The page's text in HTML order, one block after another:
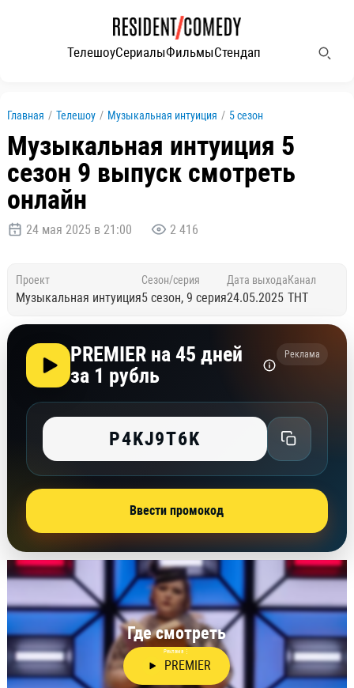
ТелешоуСериалыФильмыСтендап
Главная / Телешоу / Музыкальная интуиция / 5 сезон
Музыкальная интуиция 5
сезон 9 выпуск смотреть
онлайн
24 мая 2025 в 21:00 2 416
Проект
Музыкальная интуиция
Сезон/серия
5 сезон, 9 серия
Дата выхода
24.05.2025
Канал
ТНТ
PREMIER на 45 дней
за 1 рубль
Реклама
P4KJ9T6K
Ввести промокод
Где смотреть
Реклама ⋮
PREMIER